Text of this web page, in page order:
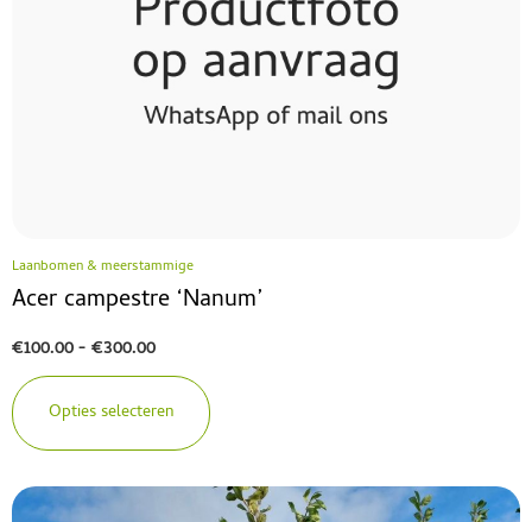
Laanbomen & meerstammige
Acer campestre ‘Nanum’
€100.00-€300.00
Opties selecteren